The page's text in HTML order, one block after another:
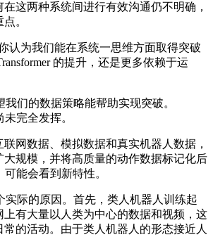
这两种系统间进行有效沟通仍不明确，
。
为我们能在系统一思维方面取得突破
的提升，还是更多依赖于运
们的数据策略能帮助实现突破。
未完全发挥。
数据、模拟数据和真实机器人数据，
大规模，并将高质量的动作数据标记化后
可能会看到新特性。
际的原因。首先，类人机器人训练起
上有大量以人类为中心的数据和视频，这
的活动。由于类人机器人的形态接近人